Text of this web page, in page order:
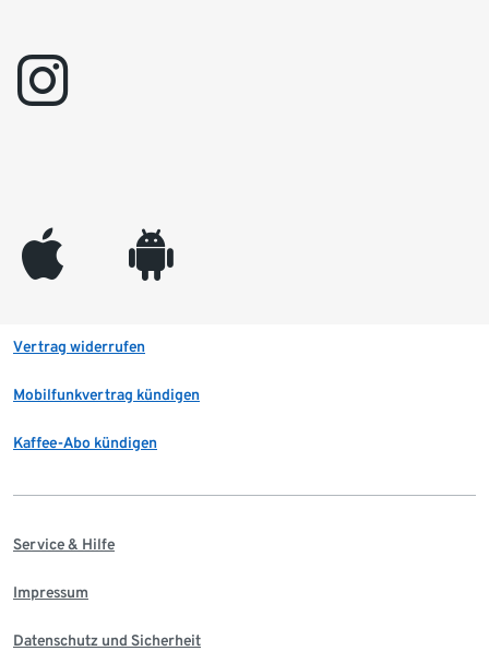
instagram
appleinc android
Vertrag widerrufen
Mobilfunkvertrag kündigen
Kaffee-Abo kündigen
Service & Hilfe
Impressum
Datenschutz und Sicherheit